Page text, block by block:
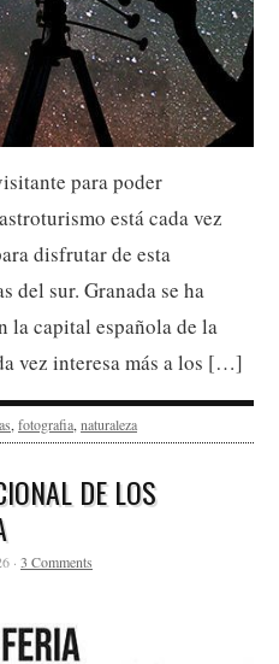
para poder
está cada vez
disfrutar de esta
del sur. Granada se ha
la capital española de la
vez interesa más a los […]
, fotografia, naturaleza
DE LOS
· 3 Comments